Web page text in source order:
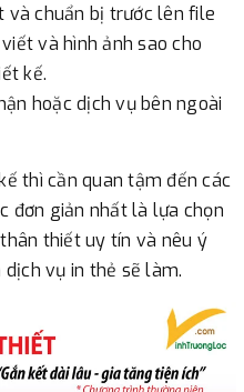
và chuẩn bị trước lên file
và hình ảnh sao cho
kế.
hoặc dịch vụ bên ngoài
thì cần quan tậm đến các
đơn giản nhất là lựa chọn
thiết uy tín và nêu ý
vụ in thẻ sẽ làm.